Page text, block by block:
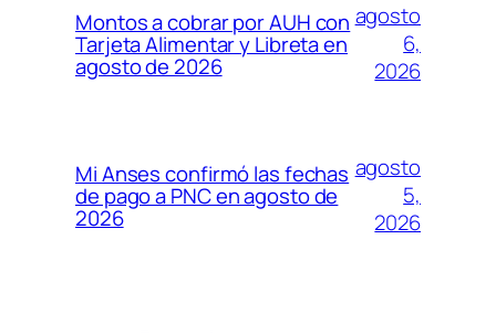
Montos a cobrar por AUH con
Tarjeta Alimentar y Libreta en
agosto de 2026
agosto
6,
2026
Mi Anses confirmó las fechas
de pago a PNC en agosto de
2026
agosto
5,
2026